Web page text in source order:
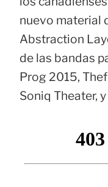
nuevo material
Abstraction
de las bandas
Prog 2015,
Soniq Theater,